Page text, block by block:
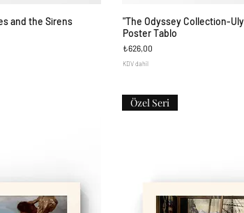
and the Sirens
Hızlı
"The Odyssey Collection-
Poster Tablo
Fiyat
₺626,00
KDV dahil
Özel Seri